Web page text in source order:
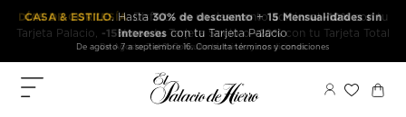
contenido
principal
contenido
de
pie
CASA & ESTILO. Hasta30% de descuento+15 Mensualidades sin
intereses con tu Tarjeta Palacio
De agosto 7 a septiembre 16. Consulta términos y condiciones
MIS